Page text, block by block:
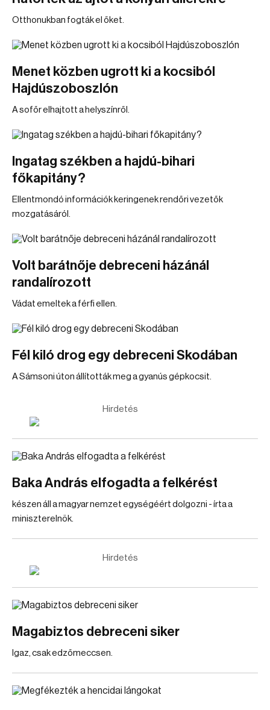
Otthonukban fogták el őket.
Menet közben ugrott ki a kocsiból
Hajdúszoboszlón
A sofőr elhajtott a helyszínről.
Ingatag székben a hajdú-bihari
főkapitány?
Ellentmondó információk keringenek rendőri vezetők
mozgatásáról.
Volt barátnője debreceni házánál
randalírozott
Vádat emeltek a férfi ellen.
Fél kiló drog egy debreceni Skodában
A Sámsoni úton állították meg a gyanús gépkocsit.
Hirdetés
Baka András elfogadta a felkérést
készen áll a magyar nemzet egységéért dolgozni - írta a
miniszterelnök.
Hirdetés
Magabiztos debreceni siker
Igaz, csak edzőmeccsen.